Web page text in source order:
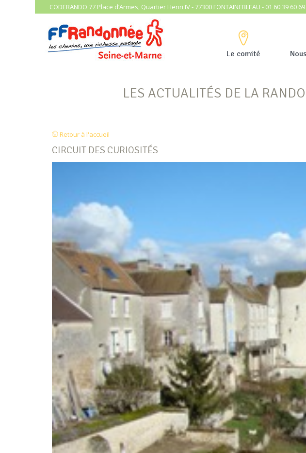
CODERANDO 77 Place d’Armes, Quartier Henri IV - 77300 FONTAINEBLEAU - 01 60 39 60 69
Le comité
LES ACTUALITÉS DE LA
Retour à l'accueil
CIRCUIT DES CURIOSITÉS